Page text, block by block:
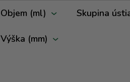
Objem (ml) Skupina
Výška (mm)